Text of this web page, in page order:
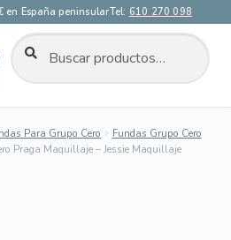
en España peninsularTel: 610 270 098
navegación
Buscar
por:
BUSCAR
Para Grupo Cero
Fundas Grupo Cero
Praga Maquillaje – Jessie Maquillaje